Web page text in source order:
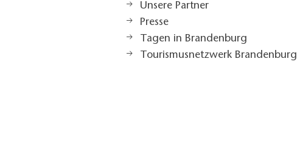
Unsere Partner
Presse
Tagen in Brandenburg
Tourismusnetzwerk Brandenburg